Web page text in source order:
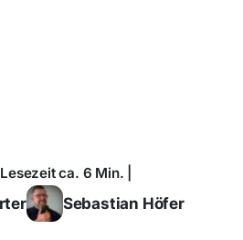
ca. 6 Min. |
Sebastian Höfer